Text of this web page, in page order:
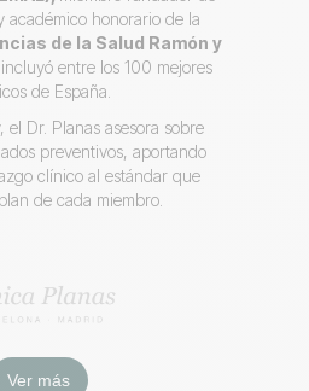
académico honorario de la
de la Salud Ramón y
entre los 100 mejores
de España.
el Dr. Planas asesora sobre
preventivos, aportando
clínico al estándar que
de cada miembro.
Ver más